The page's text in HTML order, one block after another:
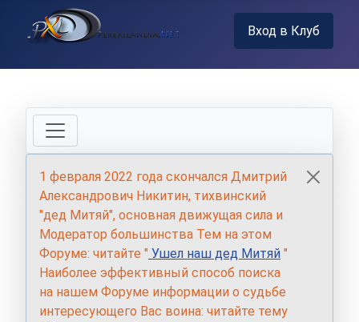
Вход в Клуб
1 февраля 2022 года скончался Дмитрий
Александрович Никитин, тихвинский
"дед Митяй", основная движущая сила и
Модератор большинства Тем на этом
Форуме: читайте " Ушел наш дед Митяй "
Наиболее эффективный способ поиска
на нашем Форуме информации о судьбе
интересующего Вас воина: читайте тему